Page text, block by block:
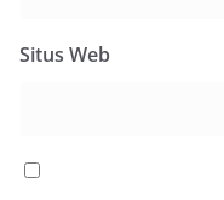
Situs Web